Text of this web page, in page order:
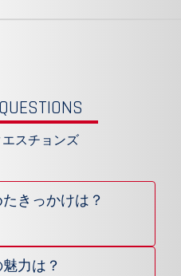
スチョンズ
きっかけは？
力は？